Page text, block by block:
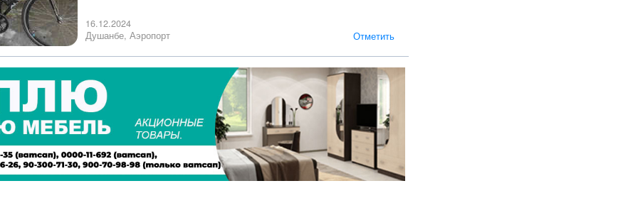
16.12.2024
Душанбе, Аэропорт
Отметить